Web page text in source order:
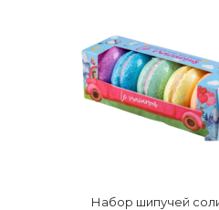
Набор шипучей